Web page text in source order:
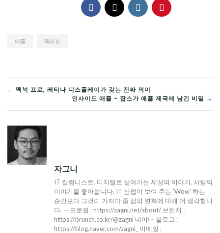
애플 책리뷰
글
탐
색
← 맥북 프로, 레티나 디스플레이가 갖는 진짜 의미
인사이드 애플 - 잡스가 애플 제국에 남긴 비밀 →
자그니
IT 칼럼니스트. 디지털로 살아가는 세상의 이야기, 사람의
이야기를 좋아합니다. IT 산업이 보여 주는 'Wow' 하는
순간보다 그것이 가져다 줄 삶의 변화에 대해 더 생각합니
다. -- 프로필 : https://zagni.net/about/ 브런치 :
https://brunch.co.kr/@zagni 네이버 블로그 :
https://blog.naver.com/zagni_ 이메일 :